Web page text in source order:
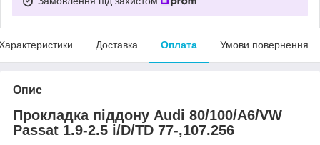
Доставка Оплата Умови повернення
Опис
Прокладка піддону Audi 80/100/A6/VW
Passat 1.9-2.5 i/D/TD 77-,107.256